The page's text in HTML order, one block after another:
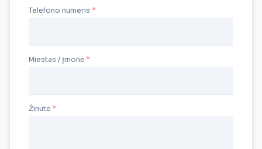
Žinutė
Telefono numeris
Miestas / įmonė